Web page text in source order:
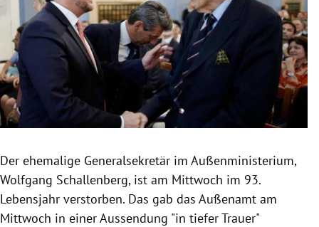
Untermenü
Untermenü
Untermenü
Untermenü
Untermenü
Der ehemalige Generalsekretär im Außenministerium,
Wolfgang Schallenberg, ist am Mittwoch im 93.
Lebensjahr verstorben. Das gab das Außenamt am
Mittwoch in einer Aussendung "in tiefer Trauer"